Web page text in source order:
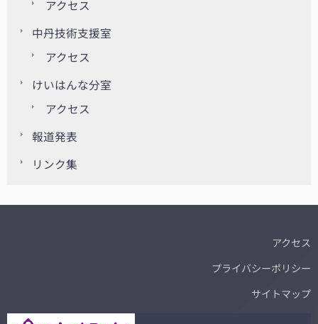
アクセス
中丹技術支援室
アクセス
けいはんな分室
アクセス
報道発表
リンク集
アクセス
プライバシーポリシー
サイトマップ